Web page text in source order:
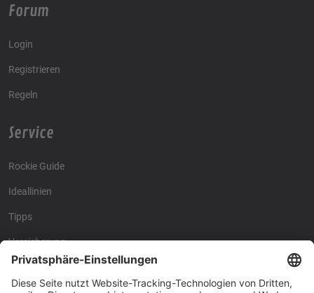
Forum
Login
Registrieren
Regeln
Service
Rockie Guide
Ideallinien
Tipps
Versicherung
Kontakt